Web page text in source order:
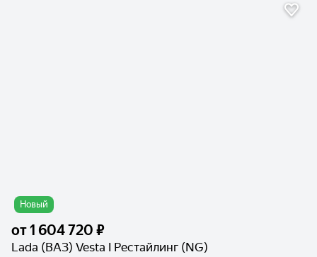
Новый
от1 604 720 ₽
Lada (ВАЗ) Vesta I Рестайлинг (NG)